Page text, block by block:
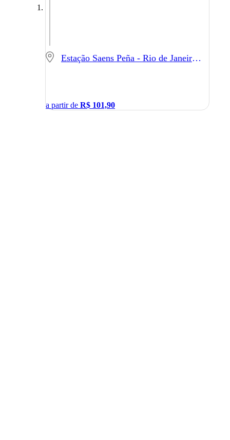
Estação Saens Peña - Rio de Janeiro - RJ
a partir de R$ 101,90